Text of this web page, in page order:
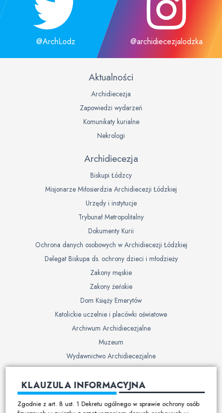
@ArchLodz @archidiecezjalodzka
Aktualności
Archidiecezja
Zapowiedzi wydarzeń
Komunikaty kurialne
Nekrologi
Archidiecezja
Biskupi Łódzcy
Misjonarze Miłosierdzia Archidiecezji Łódzkiej
Urzędy i instytucje
Trybunał Metropolitalny
Dokumenty Kurii
Ochrona danych osobowych w Archidiecezji Łódzkiej
Delegat Biskupa ds. ochrony dzieci i młodzieży
Zakony męskie
Zakony żeńskie
Dom Księży Emerytów
Katolickie uczelnie i placówki oświatowe
Archiwum Archidiecezjalne
Muzeum
Wydawnictwo Archidiecezjalne
Cmentarze
Duszpasterstwo
Program duszpasterski
KLAUZULA INFORMACYJNA
Zgodnie z art. 8 ust. 1 Dekretu ogólnego w sprawie ochrony osób